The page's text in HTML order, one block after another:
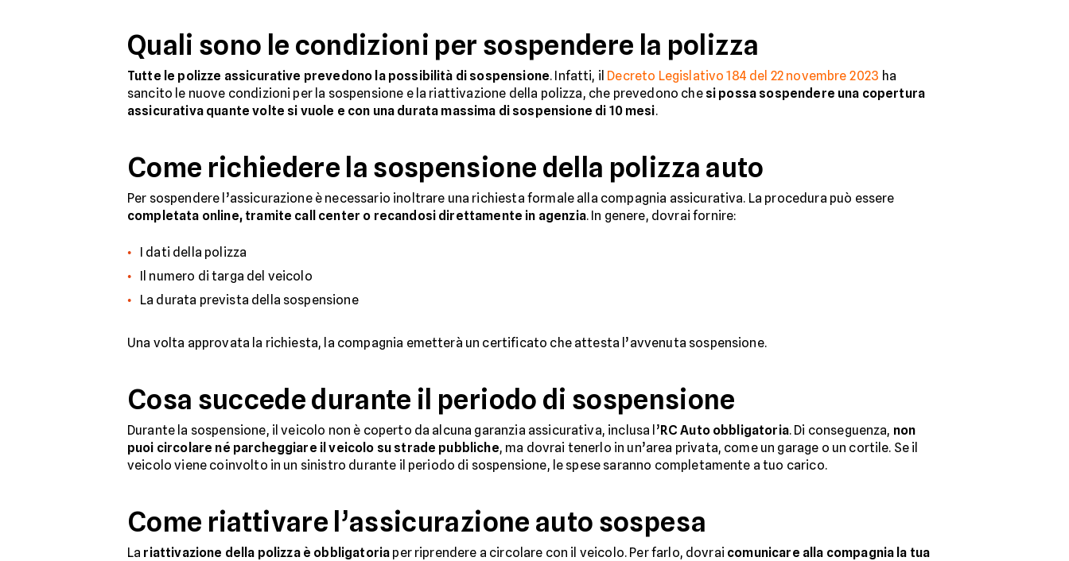
Quali sono le condizioni per sospendere la polizza
Tutte le polizze assicurative prevedono la possibilità di sospensione. Infatti, il Decreto Legislativo 184 del 22 novembre 2023 ha
sancito le nuove condizioni per la sospensione e la riattivazione della polizza, che prevedono che si possa sospendere una copertura
assicurativa quante volte si vuole e con una durata massima di sospensione di 10 mesi.
Come richiedere la sospensione della polizza auto
Per sospendere l’assicurazione è necessario inoltrare una richiesta formale alla compagnia assicurativa. La procedura può essere
completata online, tramite call center o recandosi direttamente in agenzia. In genere, dovrai fornire:
I dati della polizza
Il numero di targa del veicolo
La durata prevista della sospensione
Una volta approvata la richiesta, la compagnia emetterà un certificato che attesta l’avvenuta sospensione.
Cosa succede durante il periodo di sospensione
Durante la sospensione, il veicolo non è coperto da alcuna garanzia assicurativa, inclusa l’RC Auto obbligatoria. Di conseguenza, non
puoi circolare né parcheggiare il veicolo su strade pubbliche, ma dovrai tenerlo in un’area privata, come un garage o un cortile. Se il
veicolo viene coinvolto in un sinistro durante il periodo di sospensione, le spese saranno completamente a tuo carico.
Come riattivare l’assicurazione auto sospesa
La riattivazione della polizza è obbligatoria per riprendere a circolare con il veicolo. Per farlo, dovrai comunicare alla compagnia la tua